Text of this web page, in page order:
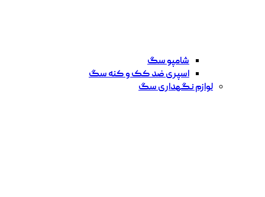
شامپو سگ
اسپری ضد کک و کنه سگ
لوازم نگهداری سگ